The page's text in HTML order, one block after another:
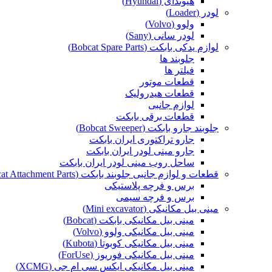
لودر (Loader)
ولوو (Volvo)
لودر سانی (Sany)
لوازم یدکی بابکت (Bobcat Spare Parts)
جلوبند ها
فیلتر ها
قطعات موتور
قطعات هیدرولیک
لوازم جانبی
قطعات برقی بابکت
جلوبند جارو بابکت (Bobcat Sweeper)
جارو تراکتوری ایران بابکت
جارو مینی لودر ایران بابکت
ساحل روب مینی لودر ایران بابکت
قطعات و لوازم جانبی جلوبند بابکت (Bobcat Attachment Parts)
برس و فرچه پلاستیکی
برس و فرچه سیمی
مینی بیل مکانیکی (Mini excavator)
مینی بیل مکانیکی بابکت (Bobcat)
مینی بیل مکانیکی ولوو (Volvo)
مینی بیل مکانیکی کوبوتا (Kubota)
مینی بیل مکانیکی فوریوز (ForUse)
مینی بیل مکانیکی ایکس سی ام جی (XCMG)